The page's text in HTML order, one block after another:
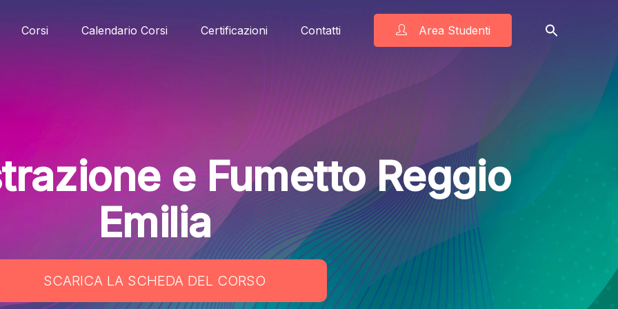
Corsi Calendario Corsi Certificazioni Contatti Area Studenti
e Fumetto Reggio
Emilia
SCARICA LA SCHEDA DEL CORSO